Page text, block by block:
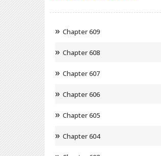
Chapter 609
Chapter 608
Chapter 607
Chapter 606
Chapter 605
Chapter 604